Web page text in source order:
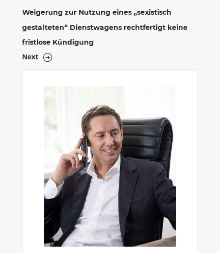
Weigerung zur Nutzung eines „sexistisch
gestalteten“ Dienstwagens rechtfertigt keine
fristlose Kündigung
Next